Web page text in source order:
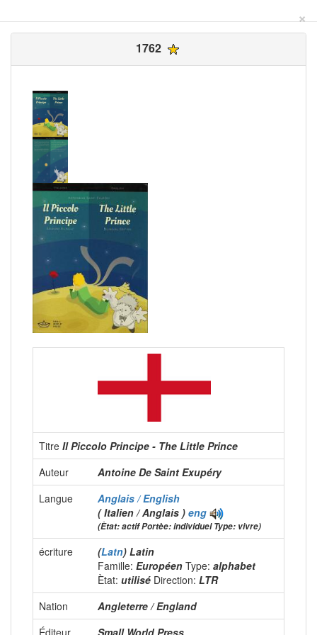
×
1762
Titre Il Piccolo Principe - The Little Prince
Auteur
Antoine De Saint Exupéry
Langue
Anglais / English
( Italien / Anglais ) eng
(Ètat: actif Portèe: individuel Type: vivre)
écriture (Latn) Latin
Famille: Européen Type: alphabet
Ètat: utilisé Direction: LTR
Nation
Angleterre / England